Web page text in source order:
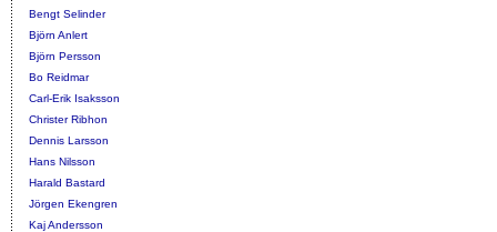
Bengt Selinder
Björn Anlert
Björn Persson
Bo Reidmar
Carl-Erik Isaksson
Christer Ribhon
Dennis Larsson
Hans Nilsson
Harald Bastard
Jörgen Ekengren
Kaj Andersson